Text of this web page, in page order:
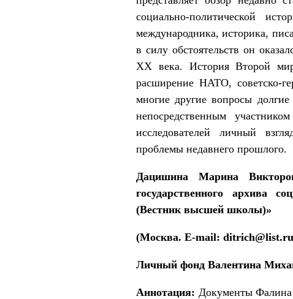
социально-политической
международника, историка,
в силу обстоятельств он
ХХ века. История Второй
расширение НАТО, советско-
многие другие вопросы
непосредственным
исследователей личный
проблемы недавнего прошлого.
Дацишина Марина
государственного архива
(Вестник высшей школы)»
(Москва. E-mail:
Личный фонд Валентина
Аннотация: Документы